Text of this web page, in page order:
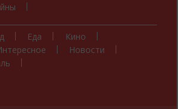
Еда
Кино
Новости